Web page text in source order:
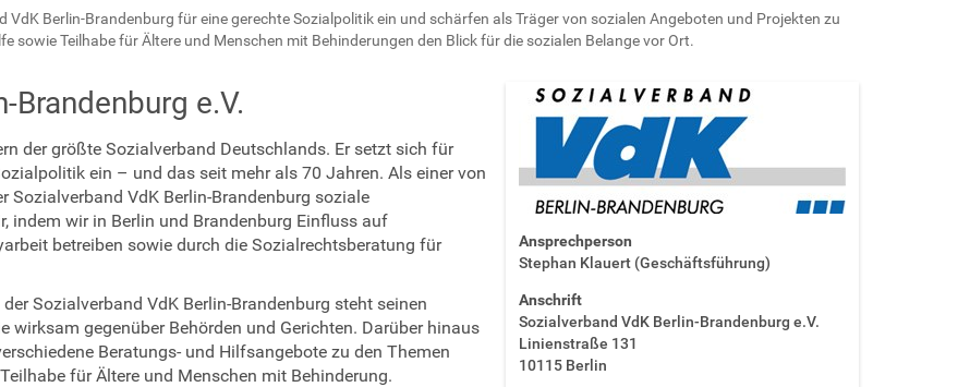
Berlin-Brandenburg für eine gerechte Sozialpolitik ein und schärfen als Träger von sozialen Angeboten und Projekten zu
sowie Teilhabe für Ältere und Menschen mit Behinderungen den Blick für die sozialen Belange vor Ort.
Ansprechperson
Stephan Klauert (Geschäftsführung)
Anschrift
Sozialverband VdK Berlin-Brandenburg e.V.
Linienstraße 131
10115 Berlin
Brandenburg e.V.
der größte Sozialverband Deutschlands. Er setzt sich für
ein – und das seit mehr als 70 Jahren. Als einer von
Sozialverband VdK Berlin-Brandenburg soziale
indem wir in Berlin und Brandenburg Einfluss auf
betreiben sowie durch die Sozialrechtsberatung für
Sozialverband VdK Berlin-Brandenburg steht seinen
gegenüber Behörden und Gerichten. Darüber hinaus
Beratungs- und Hilfsangebote zu den Themen
für Ältere und Menschen mit Behinderung.